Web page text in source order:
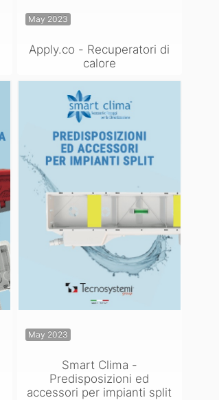
May 2023
Apply.co - Recuperatori di
calore
May 2023
Smart Clima -
Predisposizioni ed
accessori per impianti split